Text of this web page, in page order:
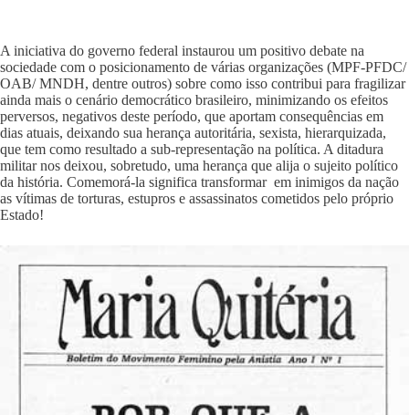
A iniciativa do governo federal instaurou um positivo debate na
sociedade com o posicionamento de várias organizações (MPF-PFDC/
OAB/ MNDH, dentre outros) sobre como isso contribui para fragilizar
ainda mais o cenário democrático brasileiro, minimizando os efeitos
perversos, negativos deste período, que aportam consequências em
dias atuais, deixando sua herança autoritária, sexista, hierarquizada,
que tem como resultado a sub-representação na política. A ditadura
militar nos deixou, sobretudo, uma herança que alija o sujeito político
da história. Comemorá-la significa transformar em inimigos da nação
as vítimas de torturas, estupros e assassinatos cometidos pelo próprio
Estado!